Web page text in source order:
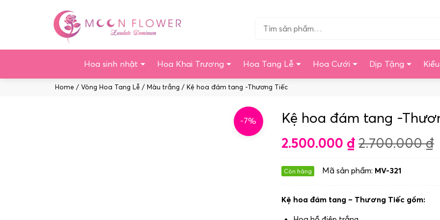
Tìm…
Hoa sinh nhật Hoa Khai Trương Hoa Tang Lễ Hoa Cưới Dịp Tặng
Home / Vòng Hoa Tang Lễ / Màu trắng / Kệ hoa đám tang -Thương Tiếc
-7% Kệ hoa đám tang -
2.500.000 ₫ 2.700.000₫
Còn hàng Mã sản phẩm: MV-321
Kệ hoa đám tang – Thương Tiếc gồm: